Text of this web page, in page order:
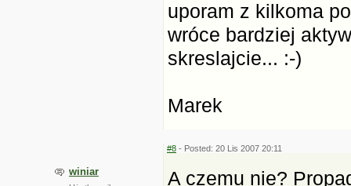
uporam z kilkoma
wróce bardziej
skreslajcie... :-)
Marek
winiar
#8 - Posted: 20 Lis 2007 20:11
A czemu nie?